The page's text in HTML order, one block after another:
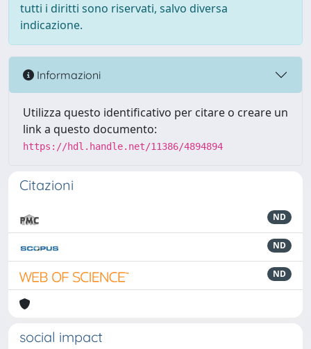
tutti i diritti sono riservati, salvo diversa
indicazione.
Informazioni
Utilizza questo identificativo per citare o creare un
link a questo documento:
https://hdl.handle.net/11386/4894894
Citazioni
ND
ND
ND
social impact